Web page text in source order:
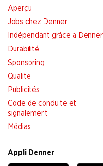
Aperçu
Jobs chez Denner
Indépendant grâce à Denner
Durabilité
Sponsoring
Qualité
Publicités
Code de conduite et
signalement
Médias
Appli Denner